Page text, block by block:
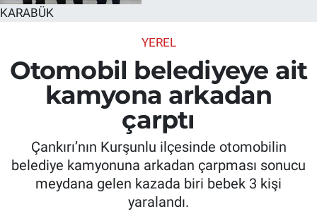
KARABÜK
YEREL
Otomobil belediyeye ait
kamyona arkadan
çarptı
Çankırı’nın Kurşunlu ilçesinde otomobilin
belediye kamyonuna arkadan çarpması sonucu
meydana gelen kazada biri bebek 3 kişi
yaralandı.